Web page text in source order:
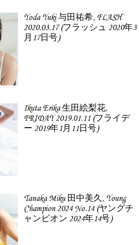
Yoda Yuki 与田祐希, FLASH
2020.03.17 (フラッシュ 2020年3
月17日号)
Ikuta Erika 生田絵梨花,
FRIDAY 2019.01.11 (フライデ
ー 2019年1月11日号)
Tanaka Miku 田中美久, Young
Champion 2024 No.14 (ヤングチ
ャンピオン 2024年14号)